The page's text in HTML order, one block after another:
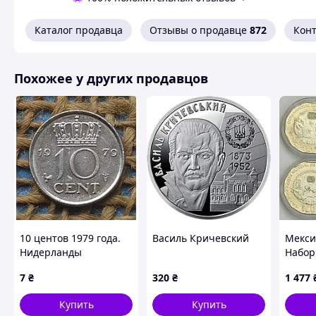
Каталог продавца Отзывы о продавце 872
Похожее у других продавцов
10 центов 1979 года.
Нидерланды
7 ₴
Купить
Василь Кричевский
320 ₴
Купить
UNC
1 477